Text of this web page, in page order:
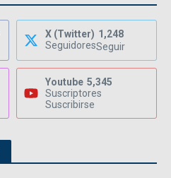
X (Twitter) 1,248
SeguidoresSeguir
Youtube 5,345
Suscriptores
Suscribirse